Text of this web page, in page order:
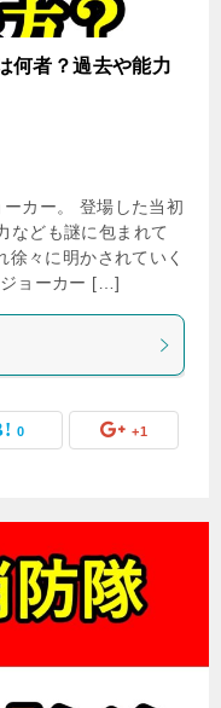
何者？過去や能力
カー。 登場した当初
なども謎に包まれて
々に明かされていく
ョーカー […]
0 +1